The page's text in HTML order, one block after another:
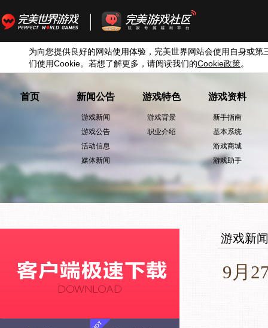
为向您提供良好的网站使用体验，完美世界网站会使用自身或第
们使用Cookie。若想了解更多，请阅读我们的Cookie政策。
首页 新闻公告
游戏新闻
游戏公告
活动信息
媒体新闻
游戏特色
游戏背景
职业介绍
游戏资料
新手指南
基本系统
游戏商城
游戏助手
游戏新闻
9月